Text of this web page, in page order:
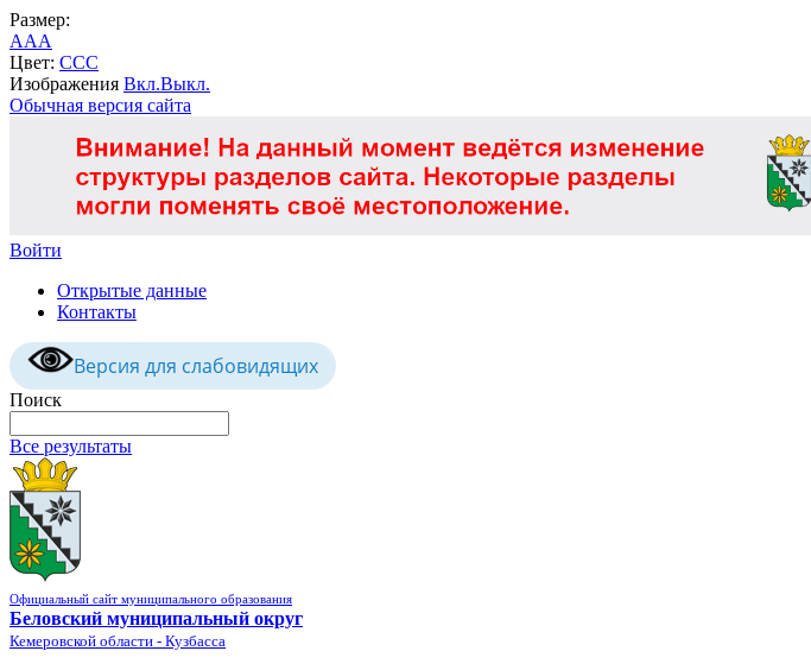
Размер:
AAA
Цвет: CCC
Изображения Вкл.Выкл.
Обычная версия сайта
Войти
Открытые данные
Контакты
Версия для слабовидящих
Поиск
Все результаты
Официальный сайт муниципального образования
Беловский муниципальный округ
Кемеровской области - Кузбасса